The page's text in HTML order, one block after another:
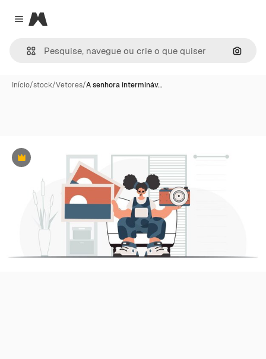
Close menu
Magnific
Início/stock/Vetores/A senhora intermináv…
Premium